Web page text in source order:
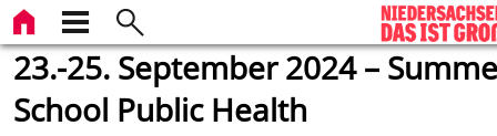
23.-25. September 2024 –
School Public Health